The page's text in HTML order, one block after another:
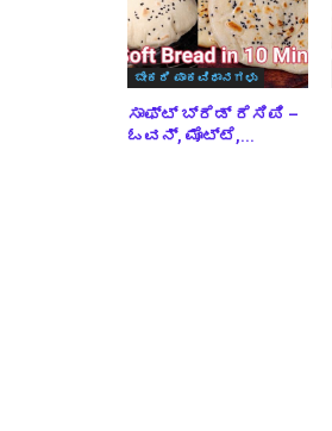
ಬೇಕರಿ ಪಾಕವಿಧಾನಗಳು
ಸಾಫ್ಟ್ ಬ್ರೆಡ್ ರೆಸಿಪಿ –
ಓವನ್, ಮೊಟ್ಟೆ,...